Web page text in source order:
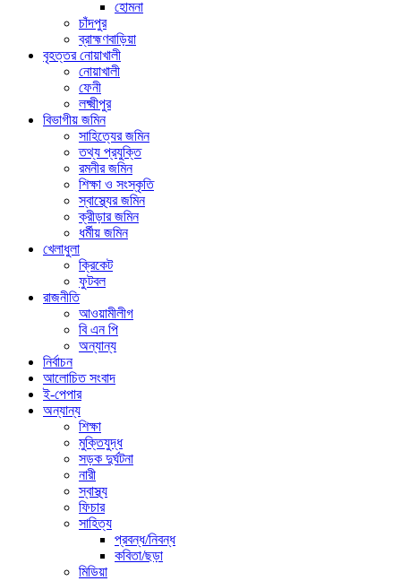
হোমনা
চাঁদপুর
ব্রাহ্মণবাড়িয়া
বৃহত্তর নোয়াখালী
নোয়াখালী
ফেনী
লক্ষ্মীপুর
বিভাগীয় জমিন
সাহিত্যের জমিন
তথ্য প্রযুক্তি
রমনীর জমিন
শিক্ষা ও সংস্কৃতি
স্বাস্থ্যের জমিন
ক্রীড়ার জমিন
ধর্মীয় জমিন
খেলাধুলা
ক্রিকেট
ফুটবল
রাজনীতি
আওয়ামীলীগ
বি এন পি
অন্যান্য
নির্বাচন
আলোচিত সংবাদ
ই-পেপার
অন্যান্য
শিক্ষা
মুক্তিযুদ্ধ
সড়ক দুর্ঘটনা
নারী
স্বাস্থ্য
ফিচার
সাহিত্য
প্রবন্ধ/নিবন্ধ
কবিতা/ছড়া
মিডিয়া